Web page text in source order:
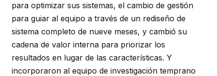
para optimizar sus sistemas, el cambio de gestión
para guiar al equipo a través de un rediseño de
sistema completo de nueve meses, y cambió su
cadena de valor interna para priorizar los
resultados en lugar de las características. Y
incorporaron al equipo de investigación temprano